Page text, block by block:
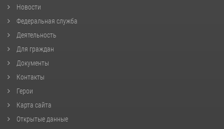
Новости
Федеральная служба
Деятельность
Для граждан
Документы
Контакты
Герои
Карта сайта
Открытые данные